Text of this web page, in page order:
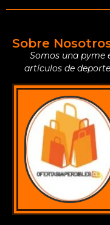
Sobre
Somos una pyme
artículos de